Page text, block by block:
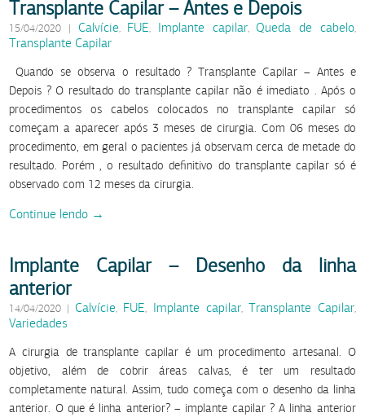
Transplante Capilar – Antes e Depois
15/04/2020 | Calvície, FUE, Implante capilar, Queda de cabelo,
Transplante Capilar
Quando se observa o resultado ? Transplante Capilar – Antes e
Depois ? O resultado do transplante capilar não é imediato . Após o
procedimentos os cabelos colocados no transplante capilar só
começam a aparecer após 3 meses de cirurgia. Com 06 meses do
procedimento, em geral o pacientes já observam cerca de metade do
resultado. Porém , o resultado definitivo do transplante capilar só é
observado com 12 meses da cirurgia.
Continue lendo →
Implante Capilar – Desenho da linha
anterior
14/04/2020 | Calvície, FUE, Implante capilar, Transplante Capilar,
Variedades
A cirurgia de transplante capilar é um procedimento artesanal. O
objetivo, além de cobrir áreas calvas, é ter um resultado
completamente natural. Assim, tudo começa com o desenho da linha
anterior. O que é linha anterior? – implante capilar ? A linha anterior